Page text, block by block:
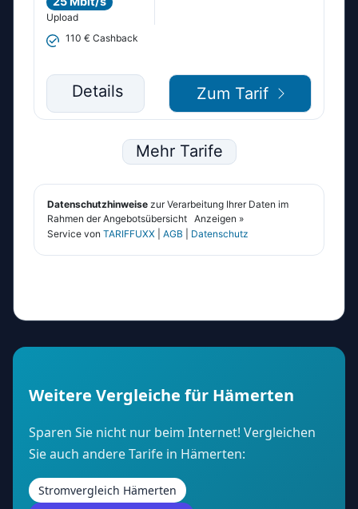
Weitere Vergleiche für Hämerten
Sparen Sie nicht nur beim Internet! Vergleichen
Sie auch andere Tarife in Hämerten:
Stromvergleich Hämerten